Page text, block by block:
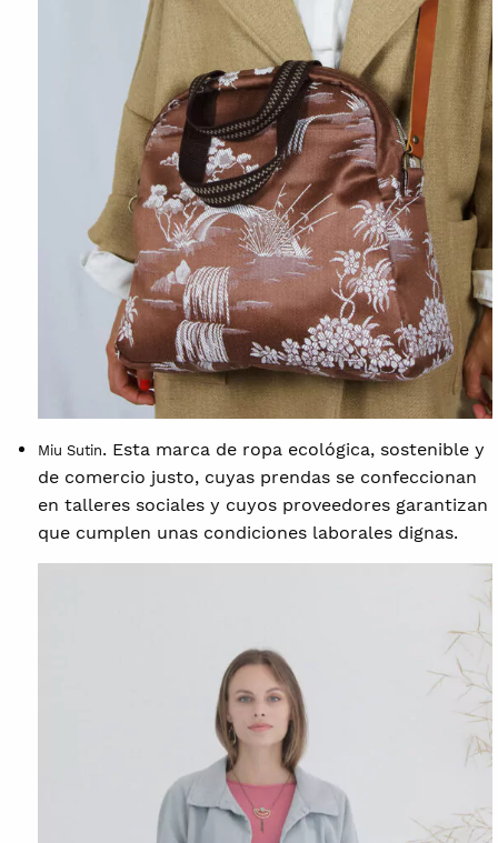
Miu Sutin. Esta marca de ropa ecológica, sostenible y
de comercio justo, cuyas prendas se confeccionan
en talleres sociales y cuyos proveedores garantizan
que cumplen unas condiciones laborales dignas.